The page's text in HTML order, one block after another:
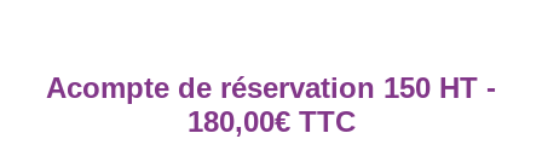
Acompte de réservation 150 HT -
180,00€TTC